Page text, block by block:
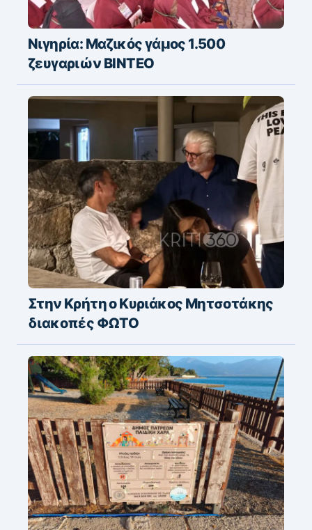
Νιγηρία: Μαζικός γάμος 1.500
ζευγαριών ΒΙΝΤΕΟ
Στην Κρήτη ο Κυριάκος Μητσοτάκης
διακοπές ΦΩΤΟ